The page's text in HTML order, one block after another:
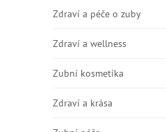
Zdraví a péče o zuby
Zdraví a wellness
Zubní kosmetika
Zdraví a krása